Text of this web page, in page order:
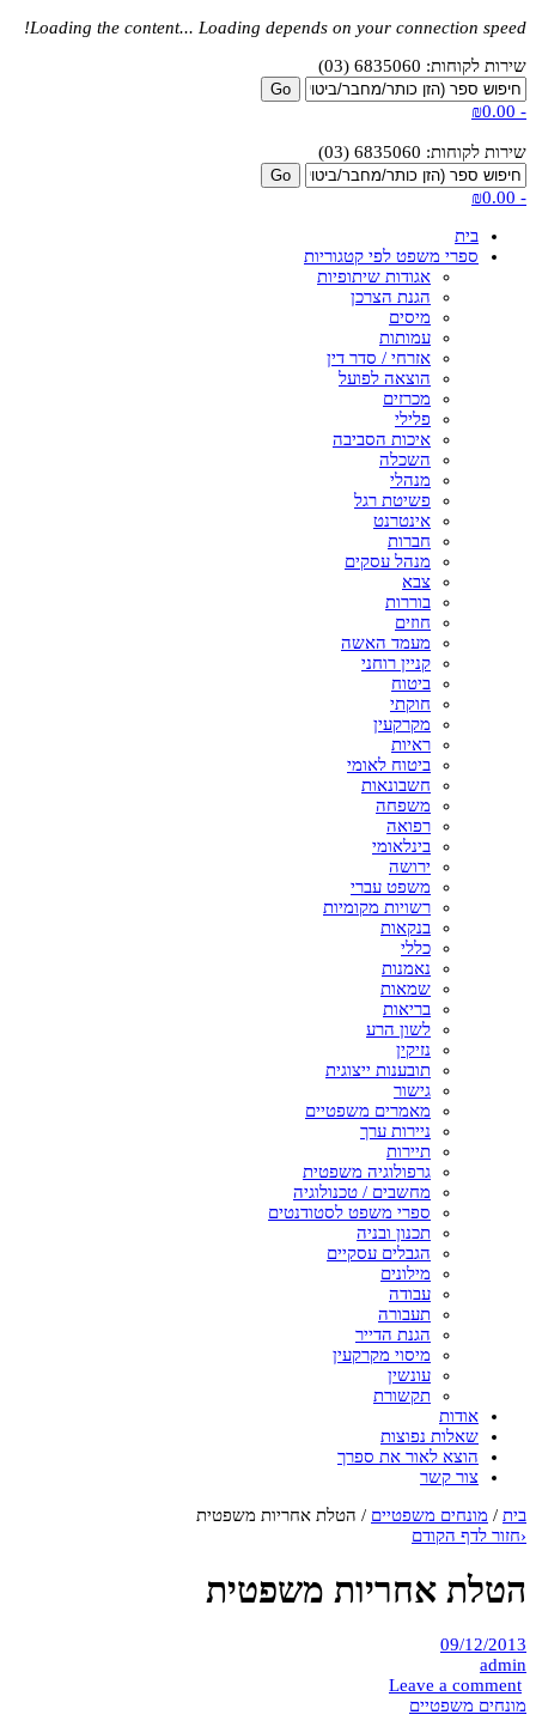
Loading the content... Loading depends on your connection speed!
שירות לקוחות: 6835060 (03)
-
₪0.00
שירות לקוחות: 6835060 (03)
-
₪0.00
בית
ספרי משפט לפי קטגוריות
אגודות שיתופיות
הגנת הצרכן
מיסים
עמותות
אזרחי / סדר דין
הוצאה לפועל
מכרזים
פלילי
איכות הסביבה
השכלה
מנהלי
פשיטת רגל
אינטרנט
חברות
מנהל עסקים
צבא
בוררות
חוזים
מעמד האשה
קניין רוחני
ביטוח
חוקתי
מקרקעין
ראיות
ביטוח לאומי
חשבונאות
משפחה
רפואה
בינלאומי
ירושה
משפט עברי
רשויות מקומיות
בנקאות
כללי
נאמנות
שמאות
בריאות
לשון הרע
נזיקין
תובענות ייצוגית
גישור
מאמרים משפטיים
ניירות ערך
תיירות
גרפולוגיה משפטית
מחשבים / טכנולוגיה
ספרי משפט לסטודנטים
תכנון ובניה
הגבלים עסקיים
מילונים
עבודה
תעבורה
הגנת הדייר
מיסוי מקרקעין
עונשין
תקשורת
אודות
שאלות נפוצות
הוצא לאור את ספרך
צור קשר
בית / מונחים משפטיים / הטלת אחריות משפטית
‹חזור לדף הקודם
הטלת אחריות משפטית
09/12/2013
admin
Leave a comment
מונחים משפטיים